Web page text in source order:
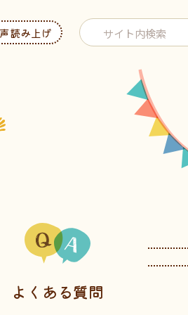
読み上げ
よくある質問